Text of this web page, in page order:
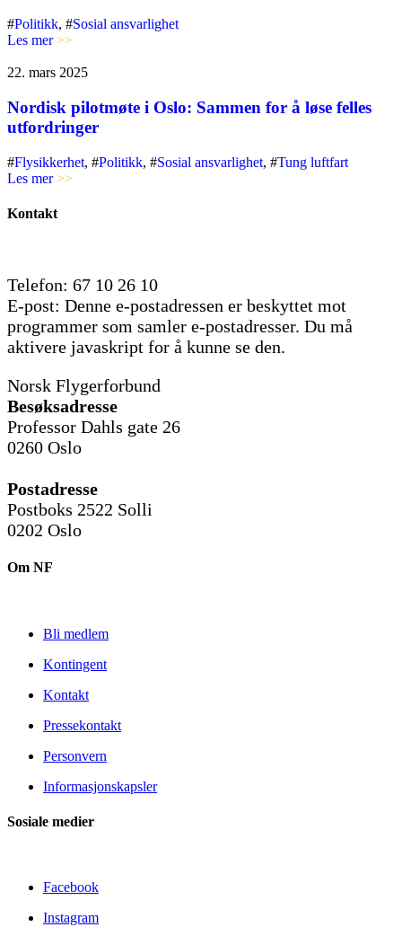
#Politikk, #Sosial ansvarlighet
Les mer>>
22. mars 2025
Nordisk pilotmøte i Oslo: Sammen for å løse felles
utfordringer
#Flysikkerhet, #Politikk, #Sosial ansvarlighet, #Tung luftfart
Les mer>>
Kontakt
Telefon: 67 10 26 10
E-post: Denne e-postadressen er beskyttet mot
programmer som samler e-postadresser. Du må
aktivere javaskript for å kunne se den.
Norsk Flygerforbund
Besøksadresse
Professor Dahls gate 26
0260 Oslo
Postadresse
Postboks 2522 Solli
0202 Oslo
Om NF
Bli medlem
Kontingent
Kontakt
Pressekontakt
Personvern
Informasjonskapsler
Sosiale medier
Facebook
Instagram